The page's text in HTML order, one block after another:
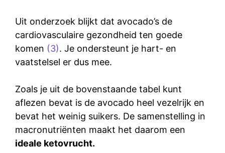
Uit onderzoek blijkt dat avocado’s de
cardiovasculaire gezondheid ten goede
komen (3). Je ondersteunt je hart- en
vaatstelsel er dus mee.
Zoals je uit de bovenstaande tabel kunt
aflezen bevat is de avocado heel vezelrijk en
bevat het weinig suikers. De samenstelling in
macronutriënten maakt het daarom een
ideale ketovrucht.